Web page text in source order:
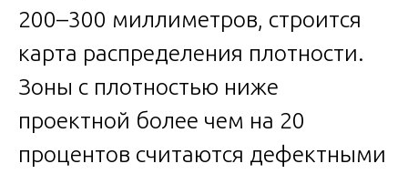
200–300 миллиметров, строится
карта распределения плотности.
Зоны с плотностью ниже
проектной более чем на 20
процентов считаются дефектными